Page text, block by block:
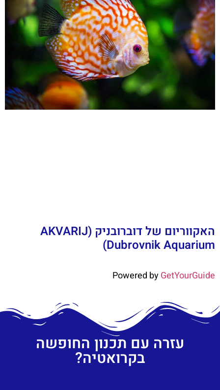
האקווריום של דוברובניק (AKVARIJ
Dubrovnik Aquarium)
Powered byGetYourGuide
עזרה עם תכנון החופשה
בקרואטיה?